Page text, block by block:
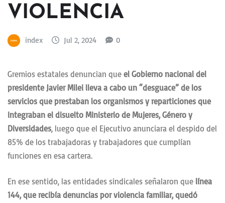
VIOLENCIA
index Jul 2, 2024 0
Gremios estatales denuncian que el Gobierno nacional del
presidente Javier Milei lleva a cabo un “desguace” de los
servicios que prestaban los organismos y reparticiones que
integraban el disuelto Ministerio de Mujeres, Género y
Diversidades, luego que el Ejecutivo anunciara el despido del
85% de los trabajadoras y trabajadores que cumplían
funciones en esa cartera.
En ese sentido, las entidades sindicales señalaron que línea
144, que recibía denuncias por violencia familiar, quedó